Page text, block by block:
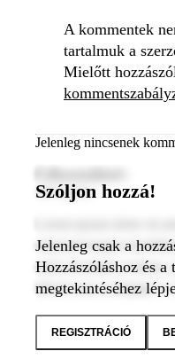
A kommentek
tartalmuk a
Mielőtt
Jelenleg nincsenek
2024. január 1.
eiusmod tempor
enim ad minim veniam,
laboris nisi ut aliquip ex
Szóljon hozzá!
Jelenleg csak a
Hozzászóláshoz és
megtekintéséhez
REGISZTRÁCIÓ